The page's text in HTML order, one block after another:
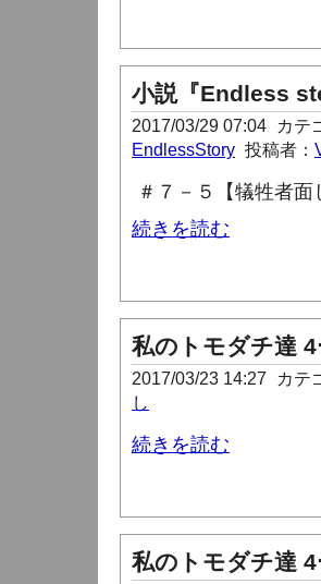
小説『Endless
2017/03/29 07:04 カテ
EndlessStory 投稿者：
＃７－５【犠牲者
続きを読む
私のトモダチ達 4
2017/03/23 14:27 カテ
し
続きを読む
私のトモダチ達 4